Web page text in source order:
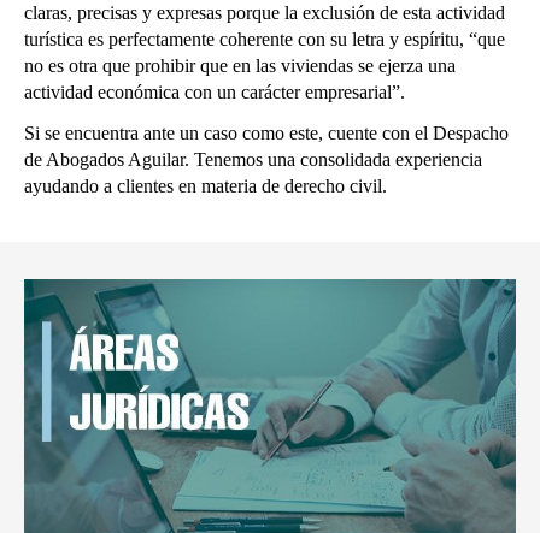
claras, precisas y expresas porque la exclusión de esta actividad
turística es perfectamente coherente con su letra y espíritu, “que
no es otra que prohibir que en las viviendas se ejerza una
actividad económica con un carácter empresarial”.
Si se encuentra ante un caso como este, cuente con el Despacho
de Abogados Aguilar. Tenemos una consolidada experiencia
ayudando a clientes en materia de derecho civil.